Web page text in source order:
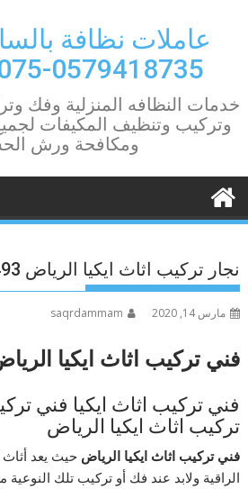
contentعاملات نظافة
0579418735-0549362075
خدمات النظافه المنزلية وفك
وتركيب وتنظيف المكيفات
ومكافحة ورش
نجار تركيب اثاث ايكيا الرياض 0549357493
مارس 14, 2020 saqrdammam
فني تركيب اثاث ايكيا
فني تركيب اثاث ايكيا فني
تركيب اثاث ايكيا الرياض
فني تركيب اثاث ايكيا الرياض حيث يعد أثاث
الراقية ولابد عند فك أو تركيب تلك النوعية